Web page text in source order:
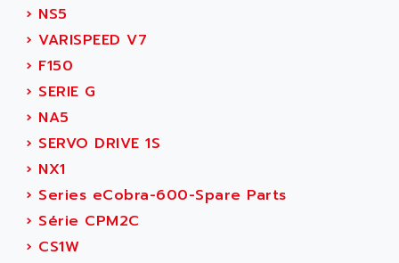
IPC
INDUCTEL
C500
CQM1
CQM1H
RECTIVAR 4
ALTIVAR 16
ADVANTECH
ADVANTYS FTM
ADWIN
AE&T
AECO
AEE
AEEON
› NS5
› VARISPEED V7
› F150
› SERIE G
› NA5
› SERVO DRIVE 1S
› NX1
› Series eCobra-600-Spare Parts
› Série CPM2C
› CS1W